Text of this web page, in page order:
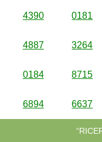
4390 0181
4887 3264
0184 8715
6894 6637